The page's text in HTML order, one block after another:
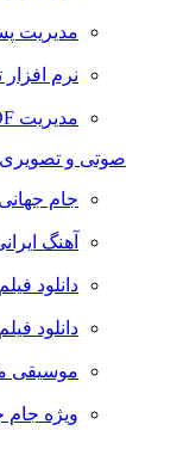
مدیریت
نرم افزار
مدیریت PDF
صوتی و تصویری
جام جهانی
آهنگ
دانلود
دانلود
موسیقی
ویژه جام جهانی